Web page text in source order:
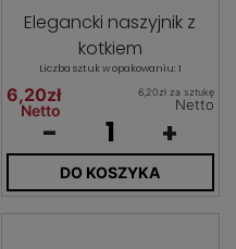
Elegancki naszyjnik z
kotkiem
Liczba sztuk w opakowaniu: 1
6,20zł
Netto
6,20zł za sztukę
Netto
- +
DO KOSZYKA